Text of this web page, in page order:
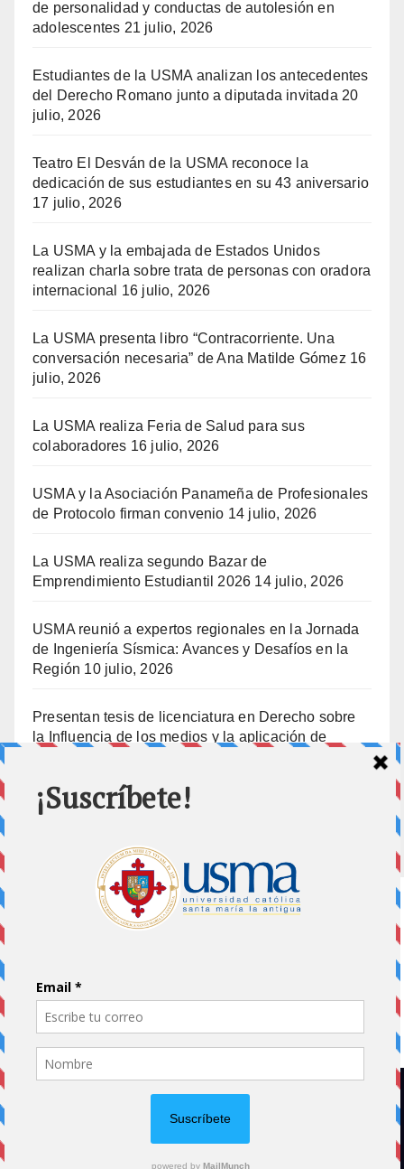
de personalidad y conductas de autolesión en
adolescentes 21 julio, 2026
Estudiantes de la USMA analizan los antecedentes
del Derecho Romano junto a diputada invitada 20
julio, 2026
Teatro El Desván de la USMA reconoce la
dedicación de sus estudiantes en su 43 aniversario
17 julio, 2026
La USMA y la embajada de Estados Unidos
realizan charla sobre trata de personas con oradora
internacional
16 julio, 2026
La USMA presenta libro “Contracorriente. Una
conversación necesaria” de Ana Matilde Gómez 16
julio, 2026
La USMA realiza Feria de Salud para sus
colaboradores 16 julio, 2026
USMA y la Asociación Panameña de Profesionales
de Protocolo firman convenio 14 julio, 2026
La USMA realiza segundo Bazar de
Emprendimiento Estudiantil 2026 14 julio, 2026
USMA reunió a expertos regionales en la Jornada
de Ingeniería Sísmica: Avances y Desafíos en la
Región 10 julio, 2026
Presentan tesis de licenciatura en Derecho sobre
la Influencia de los medios y la aplicación de
Papás usmeños